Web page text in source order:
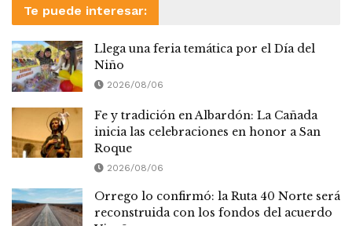
Te puede interesar:
Llega una feria temática por el Día del
Niño
2026/08/06
Fe y tradición en Albardón: La Cañada
inicia las celebraciones en honor a San
Roque
2026/08/06
Orrego lo confirmó: la Ruta 40 Norte será
reconstruida con los fondos del acuerdo